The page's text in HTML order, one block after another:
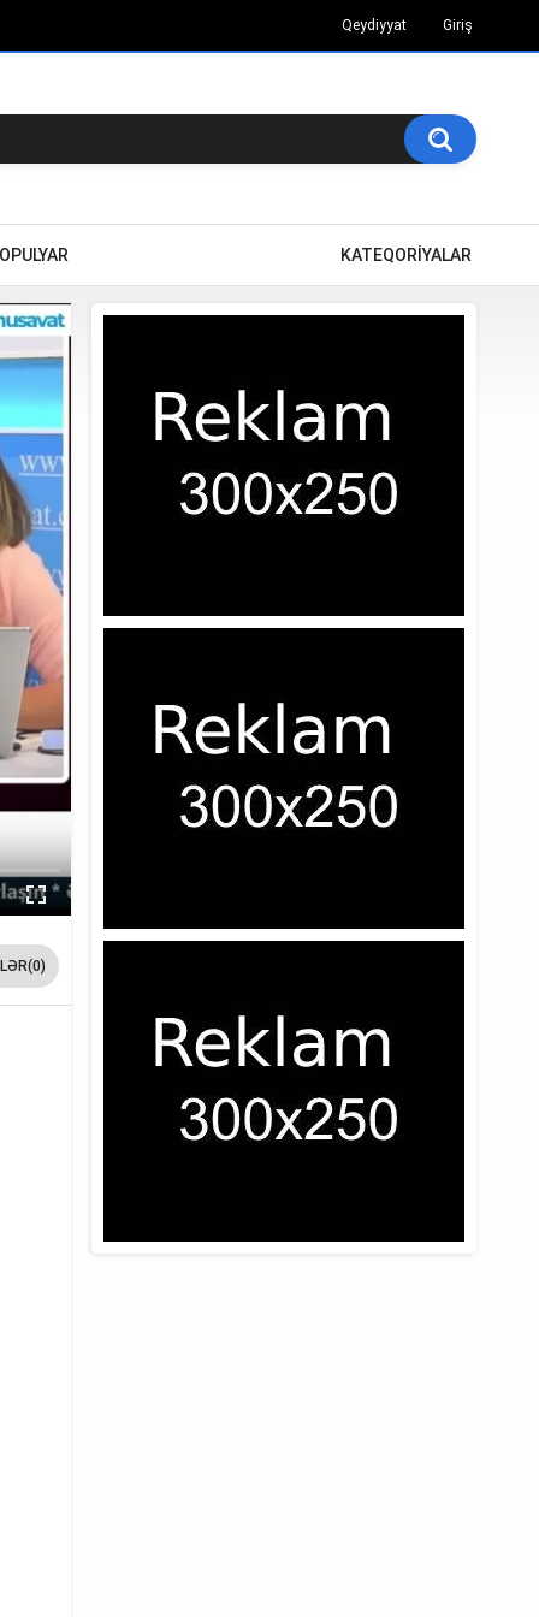
Qeydiyyat Giriş
KATEQORİYALAR